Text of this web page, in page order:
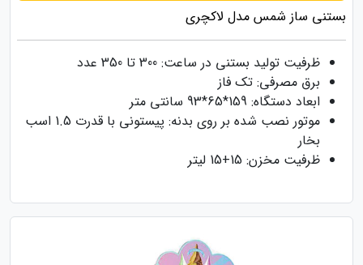
بستنی ساز شمس مدل لاکچری
ظرفیت تولید بستنی در ساعت: 300 تا 350 عدد
برق مصرفی: تک فاز
ابعاد دستگاه: 159*65*93 سانتی متر
موتور نصب شده بر روی بدنه: پیستونی با قدرت 1.5 اسب
بخار
ظرفیت مخزن: 15+15 لیتر